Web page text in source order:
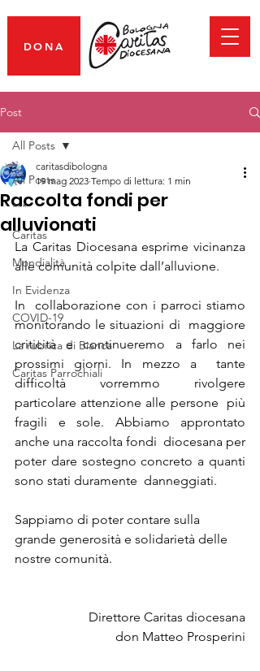
DONA
Post
All Posts
***
Caritas
Mondialità
In Evidenza
COVID-19
La rubrica di Bianca
Caritas Parrochiali
All Posts
Raccolta fondi per
alluvionati
caritasdibologna
19 mag 2023 Tempo di lettura: 1 min
La Caritas Diocesana esprime vicinanza
alle comunità colpite dall’alluvione.
In  collaborazione con i parroci stiamo
monitorando le situazioni di  maggiore
criticità e continueremo a farlo nei
prossimi giorni. In mezzo a  tante
difficoltà vorremmo rivolgere
particolare attenzione alle persone  più
fragili e sole. Abbiamo approntato
anche una raccolta fondi  diocesana per
poter dare sostegno concreto a quanti
sono stati duramente  danneggiati.
Sappiamo di poter contare sulla
grande generosità e solidarietà delle
nostre comunità.
Direttore Caritas diocesana
don Matteo Prosperini